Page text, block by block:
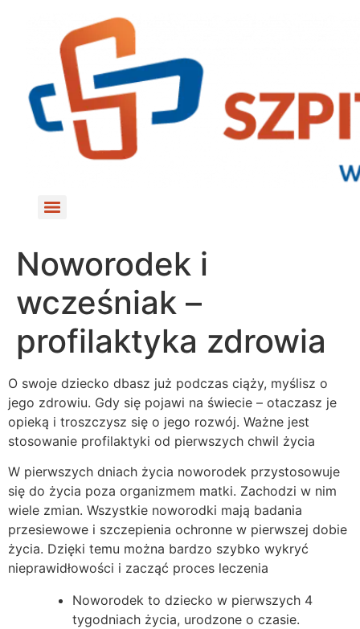
Noworodek i
wcześniak –
profilaktyka zdrowia
O swoje dziecko dbasz już podczas ciąży, myślisz o
jego zdrowiu. Gdy się pojawi na świecie – otaczasz je
opieką i troszczysz się o jego rozwój. Ważne jest
stosowanie profilaktyki od pierwszych chwil życia
W pierwszych dniach życia noworodek przystosowuje
się do życia poza organizmem matki. Zachodzi w nim
wiele zmian. Wszystkie noworodki mają badania
przesiewowe i szczepienia ochronne w pierwszej dobie
życia. Dzięki temu można bardzo szybko wykryć
nieprawidłowości i zacząć proces leczenia
Noworodek to dziecko w pierwszych 4
tygodniach życia, urodzone o czasie.